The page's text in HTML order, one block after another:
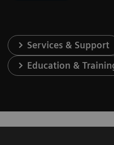
Services & Support
Education &